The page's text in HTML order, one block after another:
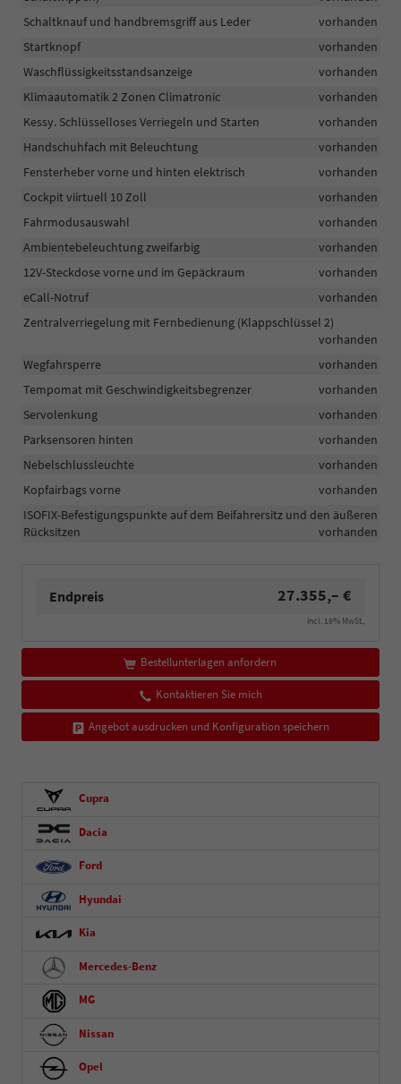
Schaltknauf und handbremsgriff aus Leder
vorhanden
Startknopf
vorhanden
Waschflüssigkeitsstandsanzeige
vorhanden
Klimaautomatik 2 Zonen Climatronic
vorhanden
Kessy. Schlüsselloses Verriegeln und Starten
vorhanden
Handschuhfach mit Beleuchtung
vorhanden
Fensterheber vorne und hinten elektrisch
vorhanden
Cockpit viirtuell 10 Zoll
vorhanden
Fahrmodusauswahl
vorhanden
Ambientebeleuchtung zweifarbig
vorhanden
12V-Steckdose vorne und im Gepäckraum
vorhanden
eCall-Notruf
vorhanden
Zentralverriegelung mit Fernbedienung (Klappschlüssel 2)
vorhanden
Wegfahrsperre
vorhanden
Tempomat mit Geschwindigkeitsbegrenzer
vorhanden
Servolenkung
vorhanden
Parksensoren hinten
vorhanden
Nebelschlussleuchte
vorhanden
Kopfairbags vorne
vorhanden
ISOFIX-Befestigungspunkte auf dem Beifahrersitz und den äußeren
Rücksitzen
vorhanden
Endpreis 27.355,– €
incl. 19% MwSt.,
Bestellunterlagen anfordern
Kontaktieren Sie mich
Angebot ausdrucken und Konfiguration speichern
Cupra
Dacia
Ford
Hyundai
Kia
Mercedes-Benz
MG
Nissan
Opel